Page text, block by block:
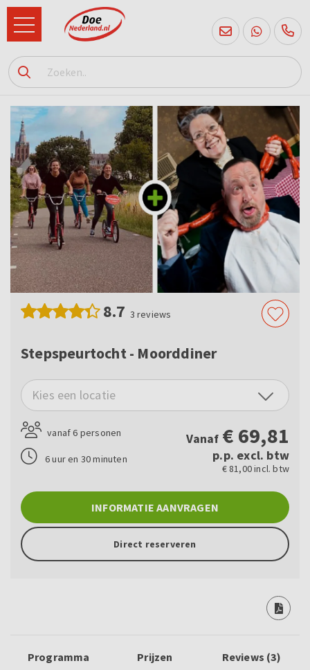
085
760
2556
8.7 3 reviews
Stepspeurtocht - Moorddiner
Kies een locatie
vanaf 6 personen
6 uur en 30 minuten
Vanaf € 69,81
p.p. excl. btw
€ 81,00 incl. btw
INFORMATIE AANVRAGEN
Direct reserveren
Programma Prijzen Reviews (3)